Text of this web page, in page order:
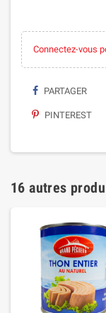
Connectez-vous
PARTAGER
PINTEREST
16 autres